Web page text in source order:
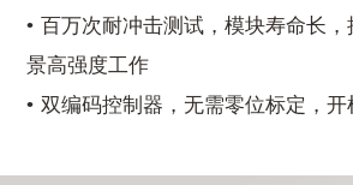
百万次耐冲击测试，模块寿命长
景高强度工作
双编码控制器，无需零位标定，开